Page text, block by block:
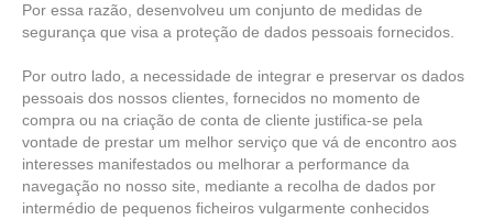
Por essa razão, desenvolveu um conjunto de medidas de
segurança que visa a proteção de dados pessoais fornecidos.
Por outro lado, a necessidade de integrar e preservar os dados
pessoais dos nossos clientes, fornecidos no momento de
compra ou na criação de conta de cliente justifica-se pela
vontade de prestar um melhor serviço que vá de encontro aos
interesses manifestados ou melhorar a performance da
navegação no nosso site, mediante a recolha de dados por
intermédio de pequenos ficheiros vulgarmente conhecidos